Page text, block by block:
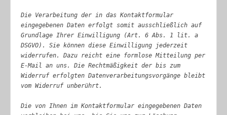
Die Verarbeitung der in das Kontaktformular
eingegebenen Daten erfolgt somit ausschließlich auf
Grundlage Ihrer Einwilligung (Art. 6 Abs. 1 lit. a
DSGVO). Sie können diese Einwilligung jederzeit
widerrufen. Dazu reicht eine formlose Mitteilung per
E-Mail an uns. Die Rechtmäßigkeit der bis zum
Widerruf erfolgten Datenverarbeitungsvorgänge bleibt
vom Widerruf unberührt.
Die von Ihnen im Kontaktformular eingegebenen Daten